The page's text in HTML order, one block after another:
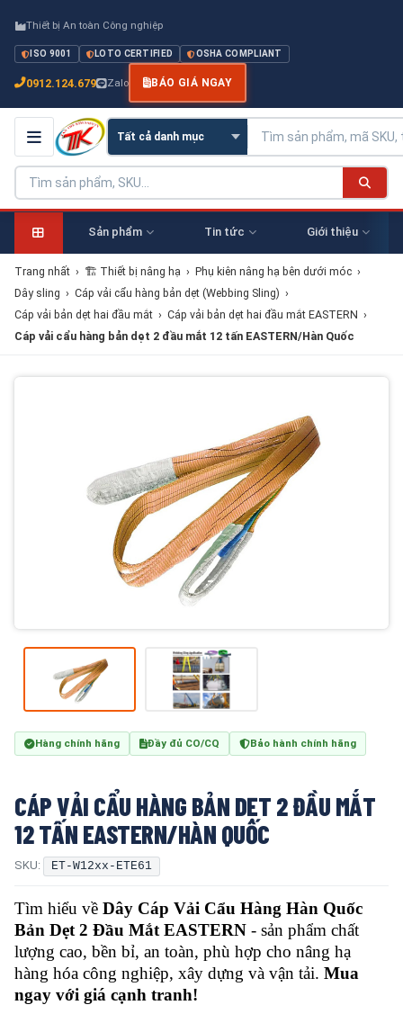
Thiết bị An toàn Công nghiệp
ISO 9001 LOTO CERTIFIED OSHA COMPLIANT
0912.124.679 Zalo BÁO GIÁ NGAY
Sản phẩm Tin tức Giới thiệu
Trang nhất › 🏗 Thiết bị nâng hạ › Phụ kiên nâng hạ bên dưới móc ›
Dây sling › Cáp vải cẩu hàng bản dẹt (Webbing Sling) ›
Cáp vải bản dẹt hai đầu mắt › Cáp vải bản dẹt hai đầu mắt EASTERN ›
Cáp vải cẩu hàng bản dẹt 2 đầu mắt 12 tấn EASTERN/Hàn Quốc
Hàng chính hãng Đầy đủ CO/CQ Bảo hành chính hãng
CÁP VẢI CẨU HÀNG BẢN DẸT 2 ĐẦU MẮT
12 TẤN EASTERN/HÀN QUỐC
SKU: ET-W12xx-ETE61
Tìm hiểu về Dây Cáp Vải Cẩu Hàng Hàn Quốc
Bản Dẹt 2 Đầu Mắt EASTERN - sản phẩm chất
lượng cao, bền bỉ, an toàn, phù hợp cho nâng hạ
hàng hóa công nghiệp, xây dựng và vận tải. Mua
ngay với giá cạnh tranh!